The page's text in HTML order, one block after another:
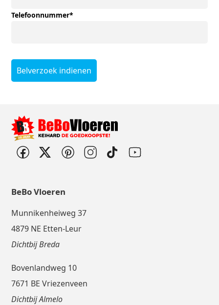
Telefoonnummer*
Belverzoek indienen
BeBo Vloeren
Munnikenheiweg 37
4879 NE Etten-Leur
Dichtbij Breda
Bovenlandweg 10
7671 BE Vriezenveen
Dichtbij Almelo